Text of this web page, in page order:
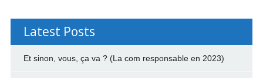
Latest Posts
Et sinon, vous, ça va ? (La com responsable en 2023)